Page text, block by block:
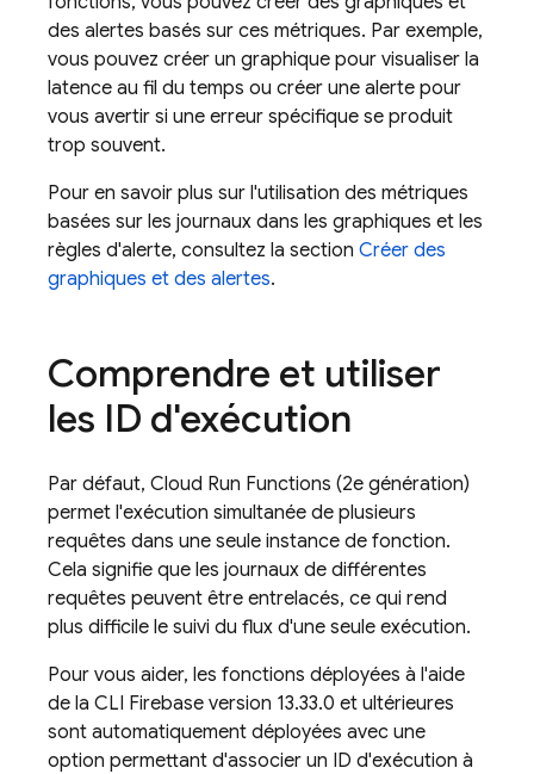
des alertes basés sur ces métriques. Par exemple,
vous pouvez créer un graphique pour visualiser la
latence au fil du temps ou créer une alerte pour
vous avertir si une erreur spécifique se produit
trop souvent.
Pour en savoir plus sur l'utilisation des métriques
basées sur les journaux dans les graphiques et les
règles d'alerte, consultez la section Créer des
graphiques et des alertes.
Comprendre et utiliser
les ID d'exécution
Par défaut, Cloud Run Functions (2e génération)
permet l'exécution simultanée de plusieurs
requêtes dans une seule instance de fonction.
Cela signifie que les journaux de différentes
requêtes peuvent être entrelacés, ce qui rend
plus difficile le suivi du flux d'une seule exécution.
Pour vous aider, les fonctions déployées à l'aide
de la CLI Firebase version 13.33.0 et ultérieures
sont automatiquement déployées avec une
option permettant d'associer un ID d'exécution à